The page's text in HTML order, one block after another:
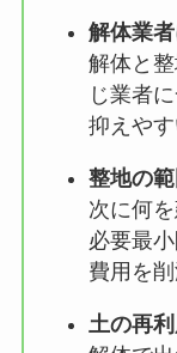
解体業
解体と
じ業者
抑えやす
整地の
次に何
必要最
費用を削
土の再利